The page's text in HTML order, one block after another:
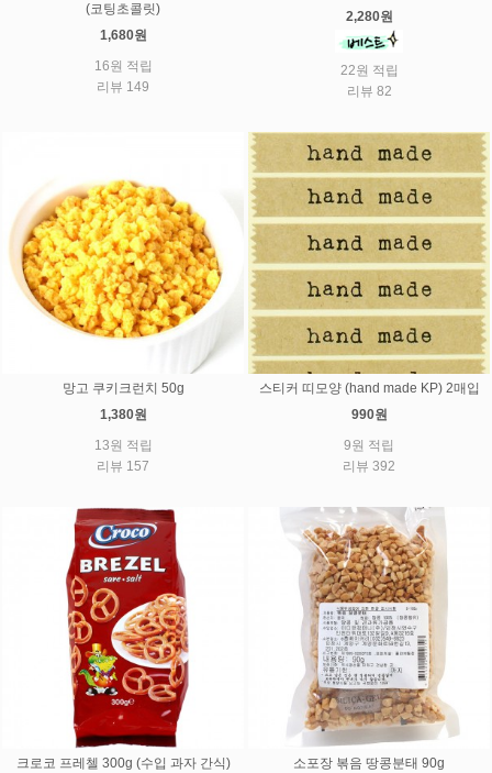
(코팅초콜릿)
1,680원
16원 적립
리뷰 149
2,280원
22원 적립
리뷰 82
망고 쿠키크런치 50g
1,380원
13원 적립
리뷰 157
스티커 띠모양 (hand made KP) 2매입
990원
9원 적립
리뷰 392
크로코 프레첼 300g (수입 과자 간식)
소포장 볶음 땅콩분태 90g